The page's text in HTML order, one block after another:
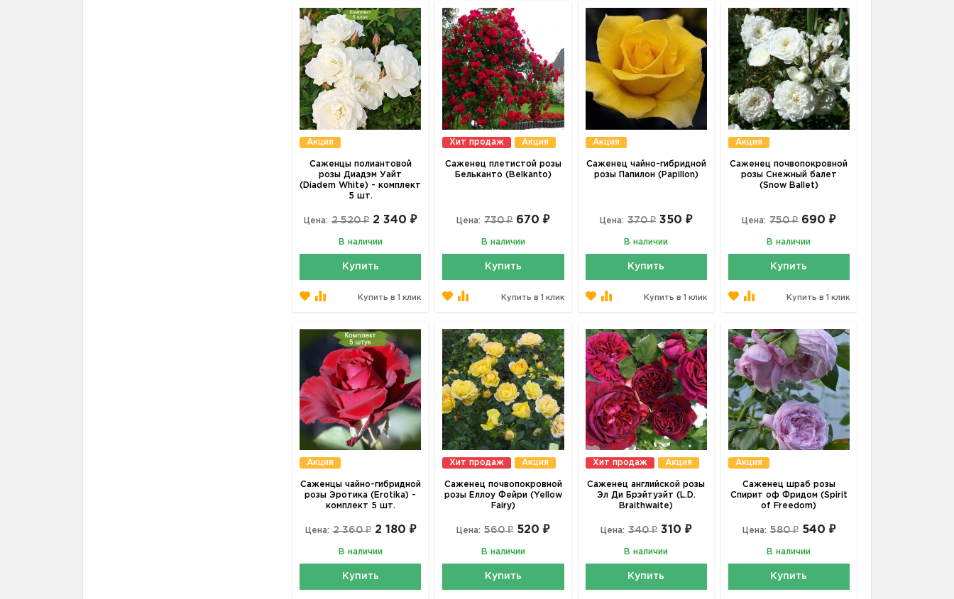
Акция
Саженцы полиантовой
розы Диадэм Уайт
(Diadem White) - комплект
5 шт.
Цена: 2 520 ₽ 2 340 ₽
В наличии
Купить
Купить в 1 клик
Хит продаж Акция
Саженец плетистой розы
Бельканто (Belkanto)
Цена: 730 ₽ 670 ₽
В наличии
Купить
Купить в 1 клик
Акция
Саженец чайно-гибридной
розы Папилон (Papillon)
Цена: 370 ₽ 350 ₽
В наличии
Купить
Купить в 1 клик
Акция
Саженец почвопокровной
розы Снежный балет
(Snow Ballet)
Цена: 750 ₽ 690 ₽
В наличии
Купить
Купить в 1 клик
Акция
Саженцы чайно-гибридной
розы Эротика (Erotika) -
комплект 5 шт.
Цена: 2 360 ₽ 2 180 ₽
В наличии
Купить
Хит продаж Акция
Саженец почвопокровной
розы Еллоу Фейри (Yellow
Fairy)
Цена: 560 ₽ 520 ₽
В наличии
Купить
Хит продаж Акция
Саженец английской розы
Эл Ди Брэйтуэйт (L.D.
Braithwaite)
Цена: 340 ₽ 310 ₽
В наличии
Купить
Акция
Саженец шраб розы
Спирит оф Фридом (Spirit
of Freedom)
Цена: 580 ₽ 540 ₽
В наличии
Купить